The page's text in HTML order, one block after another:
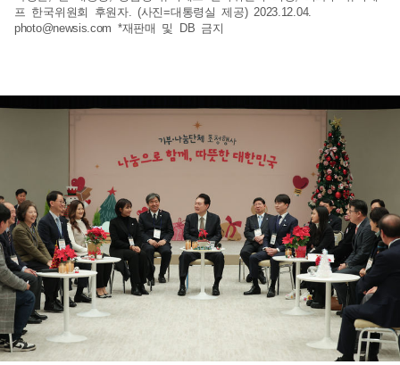
프 한국위원회 후원자. (사진=대통령실 제공) 2023.12.04.
photo@newsis.com *재판매 및 DB 금지